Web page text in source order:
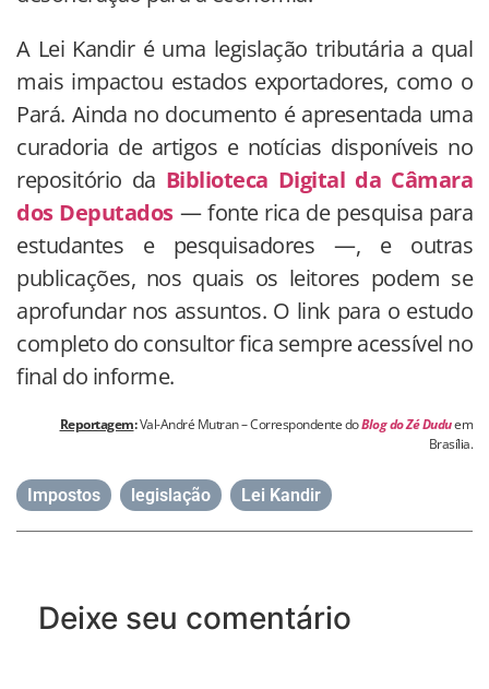
A Lei Kandir é uma legislação tributária a qual
mais impactou estados exportadores, como o
Pará. Ainda no documento é apresentada uma
curadoria de artigos e notícias disponíveis no
repositório da Biblioteca Digital da Câmara
dos Deputados— fonte rica de pesquisa para
estudantes e pesquisadores —, e outras
publicações, nos quais os leitores podem se
aprofundar nos assuntos. O link para o estudo
completo do consultor fica sempre acessível no
final do informe.
Reportagem:Val-André Mutran – Correspondente doBlog do Zé Duduem
Brasília.
Impostos legislação Lei Kandir
Deixe seu comentário